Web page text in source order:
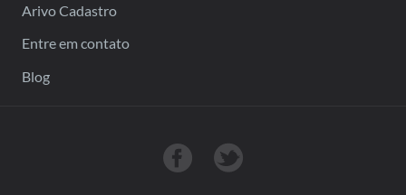
Arivo Cadastro
Entre em contato
Blog
Nossa página no Facebook
Siga-nos no Twitter